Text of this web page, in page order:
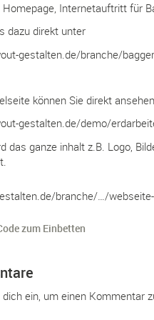
Homepage, Internetauftritt für
dazu direkt unter
gestalten.de/branche/
können Sie direkt
gestalten.de/demo/
das ganze inhalt z.B. Logo,
branche/…/
zum Einbetten
ein, um einen Kommentar